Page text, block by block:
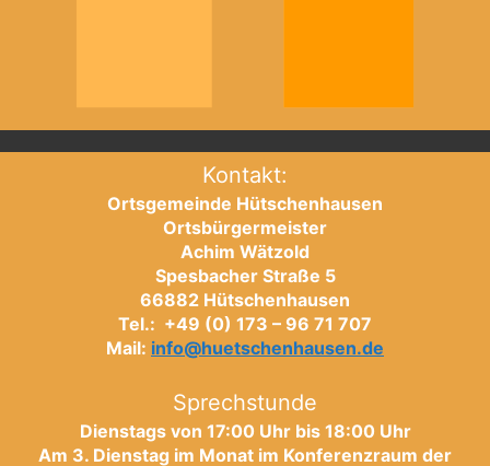
Kontakt:
Ortsgemeinde Hütschenhausen
Ortsbürgermeister
Achim Wätzold
Spesbacher Straße 5
66882 Hütschenhausen
Tel.: +49 (0) 173 – 96 71 707
Mail: info@huetschenhausen.de
Sprechstunde
Dienstags von 17:00 Uhr bis 18:00 Uhr
Am 3. Dienstag im Monat im Konferenzraum der